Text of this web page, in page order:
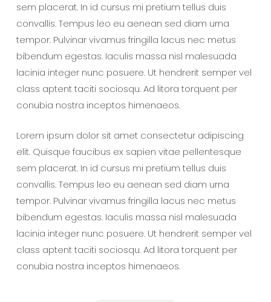
sem placerat. In id cursus mi pretium tellus duis
convallis. Tempus leo eu aenean sed diam urna
tempor. Pulvinar vivamus fringilla lacus nec metus
bibendum egestas. Iaculis massa nisl malesuada
lacinia integer nunc posuere. Ut hendrerit semper vel
class aptent taciti sociosqu. Ad litora torquent per
conubia nostra inceptos himenaeos.
Lorem ipsum dolor sit amet consectetur adipiscing
elit. Quisque faucibus ex sapien vitae pellentesque
sem placerat. In id cursus mi pretium tellus duis
convallis. Tempus leo eu aenean sed diam urna
tempor. Pulvinar vivamus fringilla lacus nec metus
bibendum egestas. Iaculis massa nisl malesuada
lacinia integer nunc posuere. Ut hendrerit semper vel
class aptent taciti sociosqu. Ad litora torquent per
conubia nostra inceptos himenaeos.